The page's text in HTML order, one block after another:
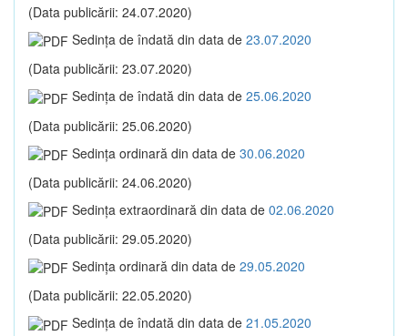
(Data publicării: 24.07.2020)
Sedinţa de îndată din data de 23.07.2020
(Data publicării: 23.07.2020)
Sedinţa de îndată din data de 25.06.2020
(Data publicării: 25.06.2020)
Sedinţa ordinară din data de 30.06.2020
(Data publicării: 24.06.2020)
Sedinţa extraordinară din data de 02.06.2020
(Data publicării: 29.05.2020)
Sedinţa ordinară din data de 29.05.2020
(Data publicării: 22.05.2020)
Sedinţa de îndată din data de 21.05.2020